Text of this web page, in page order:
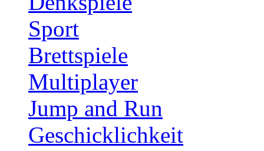
Sport
Brettspiele
Multiplayer
Jump and Run
Geschicklichkeit